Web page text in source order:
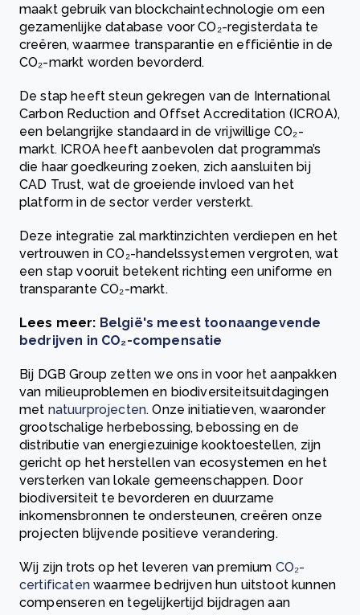
maakt gebruik van blockchaintechnologie om een
gezamenlijke database voor CO₂-registerdata te
creëren, waarmee transparantie en efficiëntie in de
CO₂-markt worden bevorderd.
De stap heeft steun gekregen van de International
Carbon Reduction and Offset Accreditation (ICROA),
een belangrijke standaard in de vrijwillige CO₂-
markt. ICROA heeft aanbevolen dat programma’s
die haar goedkeuring zoeken, zich aansluiten bij
CAD Trust, wat de groeiende invloed van het
platform in de sector verder versterkt.
Deze integratie zal marktinzichten verdiepen en het
vertrouwen in CO₂-handelssystemen vergroten, wat
een stap vooruit betekent richting een uniforme en
transparante CO₂-markt.
Lees meer: België's meest toonaangevende
bedrijven in CO₂-compensatie
Bij DGB Group zetten we ons in voor het aanpakken
van milieuproblemen en biodiversiteitsuitdagingen
met natuurprojecten. Onze initiatieven, waaronder
grootschalige herbebossing, bebossing en de
distributie van energiezuinige kooktoestellen, zijn
gericht op het herstellen van ecosystemen en het
versterken van lokale gemeenschappen. Door
biodiversiteit te bevorderen en duurzame
inkomensbronnen te ondersteunen, creëren onze
projecten blijvende positieve verandering.
Wij zijn trots op het leveren van premium CO₂-
certificatenwaarmee bedrijven hun uitstoot kunnen
compenseren en tegelijkertijd bijdragen aan